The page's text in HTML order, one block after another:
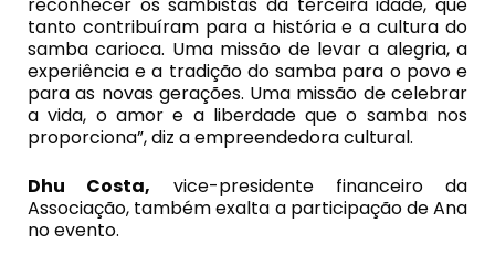
tanto contribuíram para a história e a cultura do
samba carioca. Uma missão de levar a alegria, a
experiência e a tradição do samba para o povo e
para as novas gerações. Uma missão de celebrar
a vida, o amor e a liberdade que o samba nos
proporciona”, diz a empreendedora cultural.
Dhu Costa, vice-presidente financeiro da
Associação, também exalta a participação de Ana
no evento.